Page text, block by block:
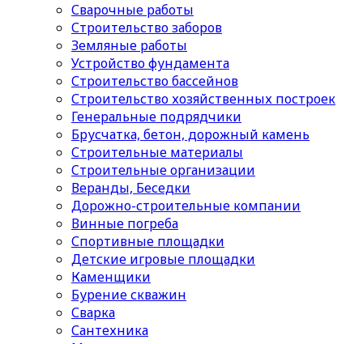
Сварочные работы
Строительство заборов
Земляные работы
Устройство фундамента
Строительство бассейнов
Строительство хозяйственных построек
Генеральные подрядчики
Брусчатка, бетон, дорожный камень
Строительные материалы
Cтроительные организации
Веранды, Беседки
Дорожно-строительные компании
Винные погреба
Спортивные площадки
Детские игровые площадки
Каменщики
Бурение скважин
Сварка
Сантехника